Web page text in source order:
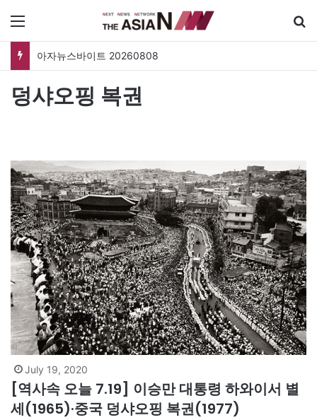
아자뉴스바이트 20260808
덩샤오핑 복권
July 19, 2020
[역사속 오늘 7.19] 이승만 대통령 하와이서 별
세(1965)·중국 덩샤오핑 복권(1977)